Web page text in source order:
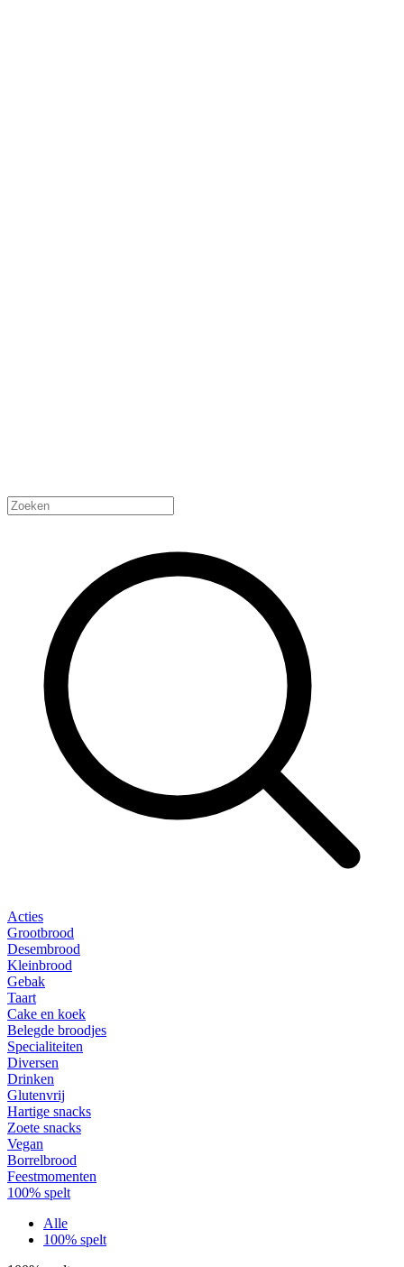
Acties
Grootbrood
Desembrood
Kleinbrood
Gebak
Taart
Cake en koek
Belegde broodjes
Specialiteiten
Diversen
Drinken
Glutenvrij
Hartige snacks
Zoete snacks
Vegan
Borrelbrood
Feestmomenten
100% spelt
Alle
100% spelt